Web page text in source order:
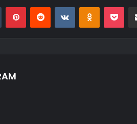
Tumblr PinterestReddit VKontakte